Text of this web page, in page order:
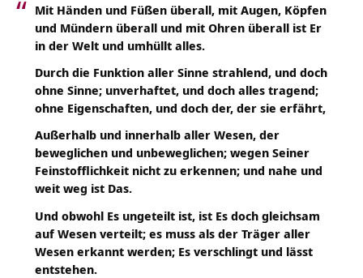
Mit Händen und Füßen überall, mit Augen, Köpfen
und Mündern überall und mit Ohren überall ist Er
in der Welt und umhüllt alles.
Durch die Funktion aller Sinne strahlend, und doch
ohne Sinne; unverhaftet, und doch alles tragend;
ohne Eigenschaften, und doch der, der sie erfährt,
Außerhalb und innerhalb aller Wesen, der
beweglichen und unbeweglichen; wegen Seiner
Feinstofflichkeit nicht zu erkennen; und nahe und
weit weg ist Das.
Und obwohl Es ungeteilt ist, ist Es doch gleichsam
auf Wesen verteilt; es muss als der Träger aller
Wesen erkannt werden; Es verschlingt und lässt
entstehen.